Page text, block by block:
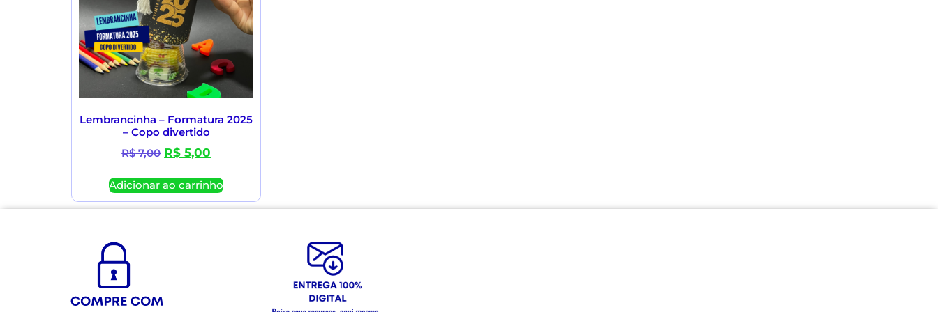
Lembrancinha – Formatura 2025
– Copo divertido
R$7,00 R$ 5,00
Adicionar ao carrinho